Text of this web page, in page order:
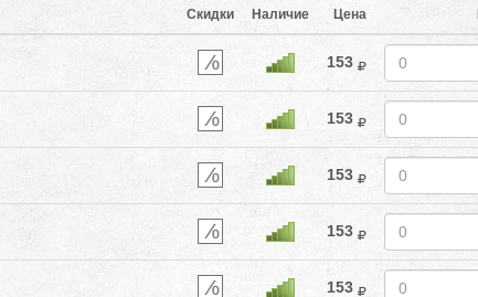
Скидки Наличие Цена
153
153
153
153
153